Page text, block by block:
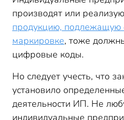
производят или
продукцию, подлежащую
маркировке, тоже
цифровые коды.
Но следует учесть, что
установило
деятельности ИП. Не
индивидуальные